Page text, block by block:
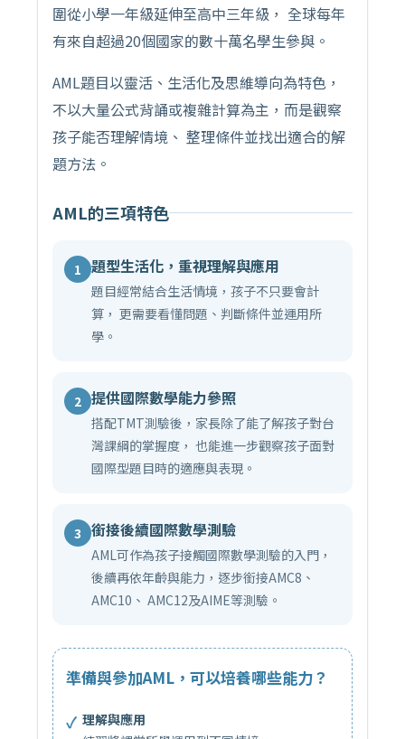
圍從小學一年級延伸至高中三年級， 全球每年
有來自超過20個國家的數十萬名學生參與。
AML題目以靈活、生活化及思維導向為特色，
不以大量公式背誦或複雜計算為主，而是觀察
孩子能否理解情境、 整理條件並找出適合的解
題方法。
AML的三項特色
1 題型生活化，重視理解與應用
題目經常結合生活情境，孩子不只要會計
算， 更需要看懂問題、判斷條件並運用所
學。
2 提供國際數學能力參照
搭配TMT測驗後，家長除了能了解孩子對台
灣課綱的掌握度， 也能進一步觀察孩子面對
國際型題目時的適應與表現。
3 銜接後續國際數學測驗
AML可作為孩子接觸國際數學測驗的入門，
後續再依年齡與能力，逐步銜接AMC8、
AMC10、 AMC12及AIME等測驗。
準備與參加AML，可以培養哪些能力？
✓ 理解與應用